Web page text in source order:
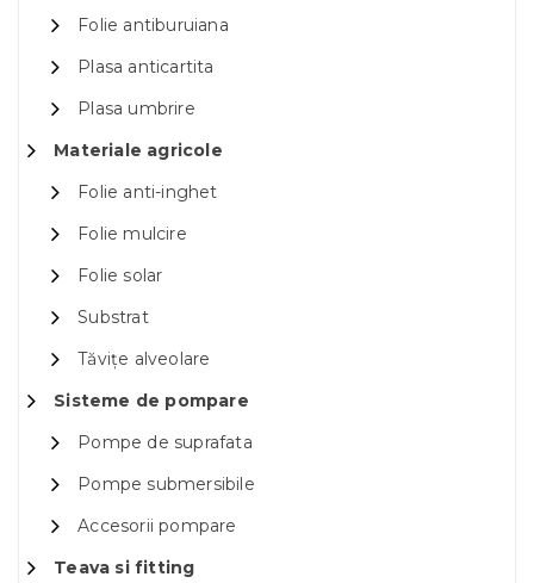
Folie antiburuiana
Plasa anticartita
Plasa umbrire
Materiale agricole
Folie anti-inghet
Folie mulcire
Folie solar
Substrat
Tăvițe alveolare
Sisteme de pompare
Pompe de suprafata
Pompe submersibile
Accesorii pompare
Teava si fitting